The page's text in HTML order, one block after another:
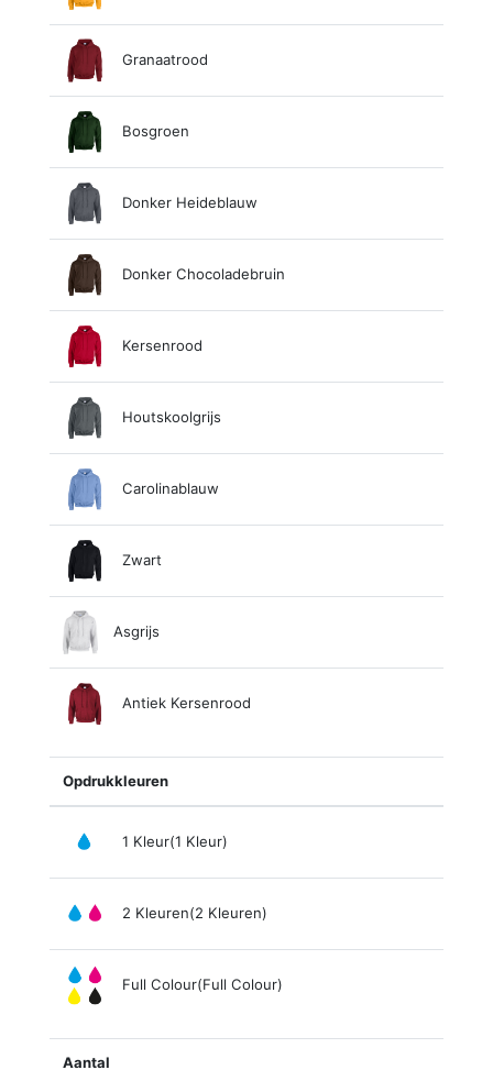
Granaatrood
Bosgroen
Donker Heideblauw
Donker Chocoladebruin
Kersenrood
Houtskoolgrijs
Carolinablauw
Zwart
Asgrijs
Antiek Kersenrood
Opdrukkleuren
1 Kleur(1 Kleur)
2 Kleuren(2 Kleuren)
Full Colour(Full Colour)
Aantal